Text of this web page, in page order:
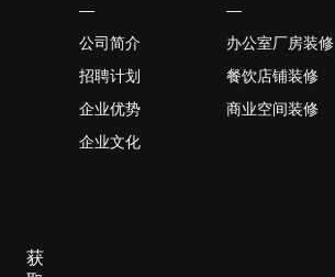
—
公司简介
招聘计划
企业优势
企业文化
—
办公室厂房装修
餐饮店铺装修
商业空间装修
获